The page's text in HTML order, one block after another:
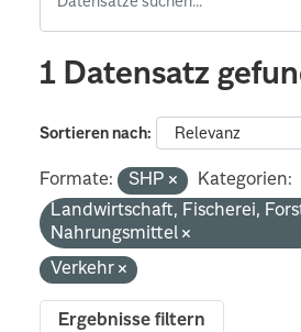
1 Datensatz
Sortieren nach
Formate: SHP
Kategorien:
Landwirtschaft, Fischerei,
Nahrungsmittel
Verkehr
Ergebnisse filtern